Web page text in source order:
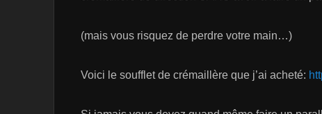
(mais vous risquez de perdre votre main…)
Voici le soufflet de crémaillère que j’ai acheté: